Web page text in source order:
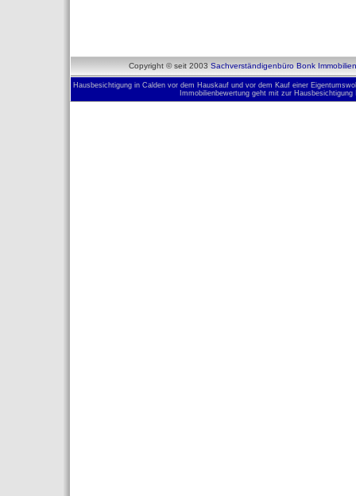
Copyright © seit 2003 Sachverständigenbüro Bonk
Hausbesichtigung in Calden vor dem Hauskauf und vor dem Kauf einer
Immobilienbewertung geht mit zur